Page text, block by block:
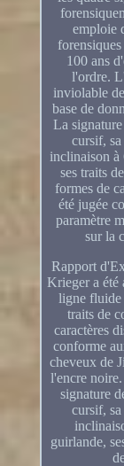
emploie
100 ans
l'ordre.
inviolable
base de
La
cursif,
inclinaison à
ses traits
formes de
été jugée
paramètre
sur la
Rapport
Krieger a été
ligne fluide
traits de
caractères
conforme
cheveux de
l'encre
signature
cursif,
guirlande,